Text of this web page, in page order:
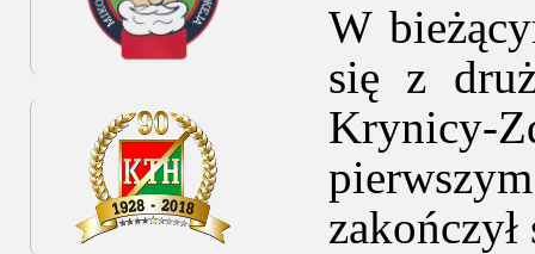
W
się z
Krynicy-